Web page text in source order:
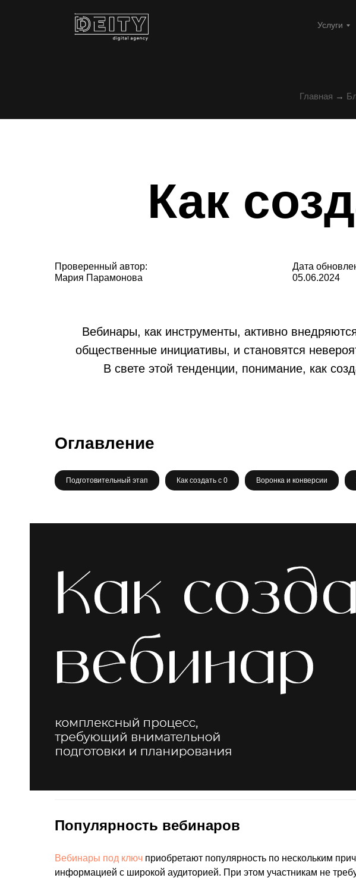
Услуги
Главная →
Как
Проверенный автор:
Мария Парамонова
Дата
05.06.2024
Вебинары, как инструменты, активно
общественные инициативы, и становятся
В свете этой тенденции, понимание, как
Оглавление
Подготовительный этап Как создать с 0 Воронка и конверсии
Популярность вебинаров
Вебинары под ключ приобретают популярность по нескольким
информацией с широкой аудиторией. При этом участникам не